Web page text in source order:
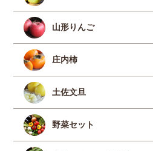
山形りんご
庄内柿
土佐文旦
野菜セット